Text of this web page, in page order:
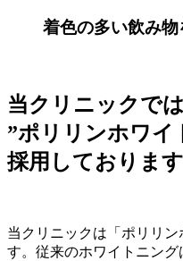
着色の多い飲み
当クリニックでは
”ポリリンホワイ
採用しております
当クリニックは「ポリリ
す。従来のホワイトニン